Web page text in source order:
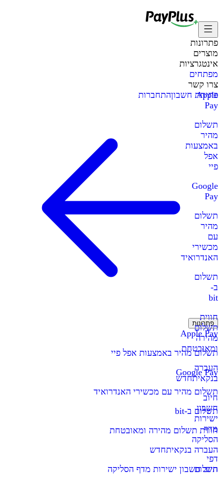
פתרונות
מוצרים
אינטגרציות
מפתחים
צרו קשר
Apple
Pay
תשלום
מהיר
באמצעות
אפל
פיי
Google
Pay
תשלום
מהיר
עם
מכשירי
האנדרואיד
תשלום
ב-
bit
חווית
תשלום
מהירה
ומאובטחת
העברה
בנקאיתחדש
חיוב
חשבון
ישירות
מדף
הסליקה
דפי
תשלום
פתיחת חשבוןהתחברות
פתרונות
Apple Pay
תשלום מהיר באמצעות אפל פיי
Google Pay
תשלום מהיר עם מכשירי האנדרואיד
תשלום ב-bit
חווית תשלום מהירה ומאובטחת
העברה בנקאיתחדש
חיוב חשבון ישירות מדף הסליקה